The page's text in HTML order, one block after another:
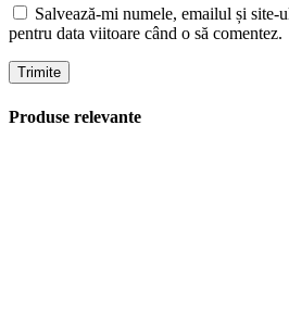
Salvează-mi numele, emailul și site-
pentru data viitoare când o să comentez.
Produse relevante